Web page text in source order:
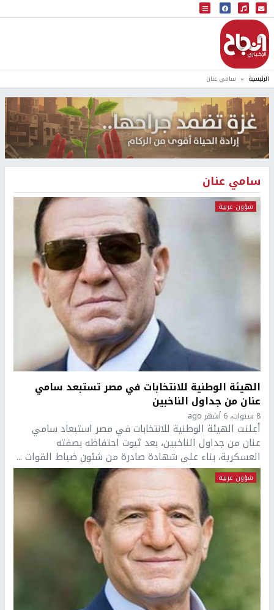
البث المباشر
إذاعة النجاح
الرئيسية سامي عنان
سامي عنان
شؤون عربية
الهيئة الوطنية للانتخابات في مصر تستبعد سامي
عنان من جداول الناخبين
8 سنوات، 6 أشهر ago
أعلنت الهيئة الوطنية للانتخابات في مصر استبعاد سامي
عنان من جداول الناخبين، بعد ثبوت احتفاظه بصفته
العسكرية، بناء على شهادة صادرة من شئون ضباط القوات ...
شؤون عربية